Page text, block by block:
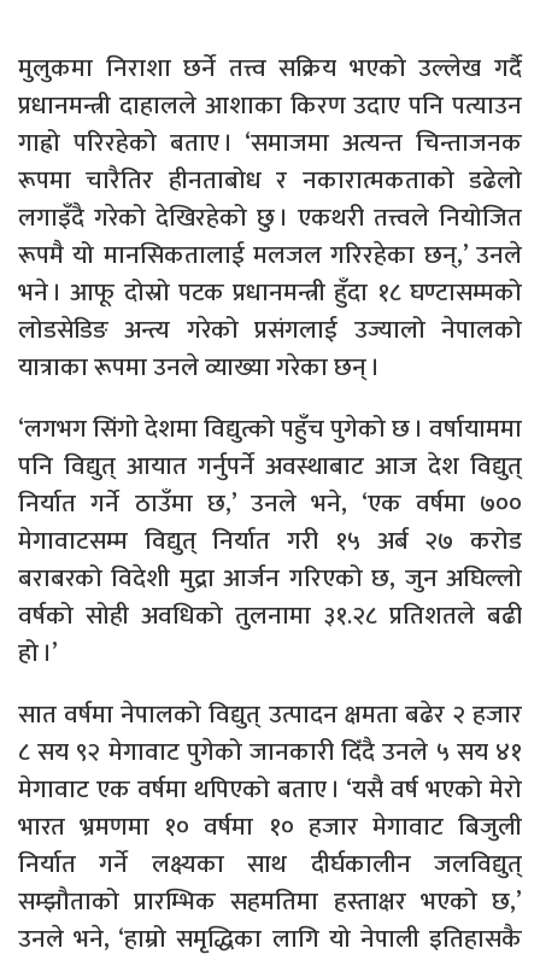
मुलुकमा निराशा छर्ने तत्त्व सक्रिय भएको उल्लेख गर्दै
प्रधानमन्त्री दाहालले आशाका किरण उदाए पनि पत्याउन
गाह्रो परिरहेको बताए । ‘समाजमा अत्यन्त चिन्ताजनक
रूपमा चारैतिर हीनताबोध र नकारात्मकताको डढेलो
लगाइँदै गरेको देखिरहेको छु । एकथरी तत्त्वले नियोजित
रूपमै यो मानसिकतालाई मलजल गरिरहेका छन्,’ उनले
भने । आफू दोस्रो पटक प्रधानमन्त्री हुँदा १८ घण्टासम्मको
लोडसेडिङ अन्त्य गरेको प्रसंगलाई उज्यालो नेपालको
यात्राका रूपमा उनले व्याख्या गरेका छन् ।
‘लगभग सिंगो देशमा विद्युत्को पहुँच पुगेको छ । वर्षायाममा
पनि विद्युत् आयात गर्नुपर्ने अवस्थाबाट आज देश विद्युत्
निर्यात गर्ने ठाउँमा छ,’ उनले भने, ‘एक वर्षमा ७००
मेगावाटसम्म विद्युत् निर्यात गरी १५ अर्ब २७ करोड
बराबरको विदेशी मुद्रा आर्जन गरिएको छ, जुन अघिल्लो
वर्षको सोही अवधिको तुलनामा ३१.२८ प्रतिशतले बढी
हो ।’
सात वर्षमा नेपालको विद्युत् उत्पादन क्षमता बढेर २ हजार
८ सय ९२ मेगावाट पुगेको जानकारी दिँदै उनले ५ सय ४१
मेगावाट एक वर्षमा थपिएको बताए । ‘यसै वर्ष भएको मेरो
भारत भ्रमणमा १० वर्षमा १० हजार मेगावाट बिजुली
निर्यात गर्ने लक्ष्यका साथ दीर्घकालीन जलविद्युत्
सम्झौताको प्रारम्भिक सहमतिमा हस्ताक्षर भएको छ,’
उनले भने, ‘हाम्रो समृद्धिका लागि यो नेपाली इतिहासकै